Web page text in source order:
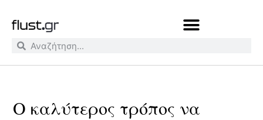
Ο καλύτερος τρόπος να